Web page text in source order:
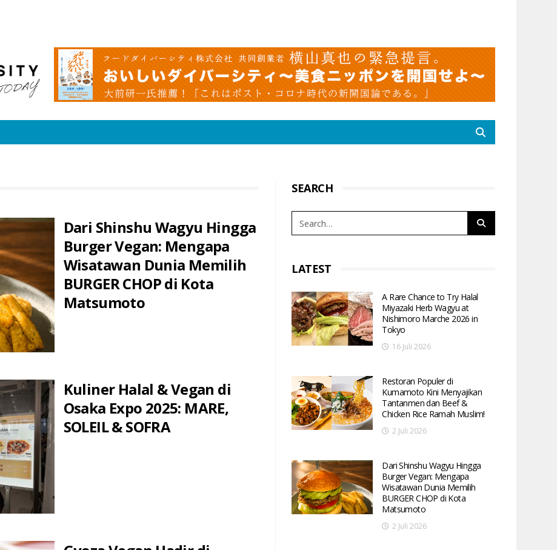
Dari Shinshu Wagyu Hingga
Burger Vegan: Mengapa
Wisatawan Dunia Memilih
BURGER CHOP di Kota
Matsumoto
Kuliner Halal & Vegan di
Osaka Expo 2025: MARE,
SOLEIL & SOFRA
SEARCH
LATEST
A Rare Chance to Try Halal
Miyazaki Herb Wagyu at
Nishimoro Marche 2026 in
Tokyo
16 Juli 2026
Restoran Populer di
Kumamoto Kini Menyajikan
Tantanmen dan Beef &
Chicken Rice Ramah Muslim!
2 Juli 2026
Dari Shinshu Wagyu Hingga
Burger Vegan: Mengapa
Wisatawan Dunia Memilih
BURGER CHOP di Kota
Matsumoto
2 Juli 2026